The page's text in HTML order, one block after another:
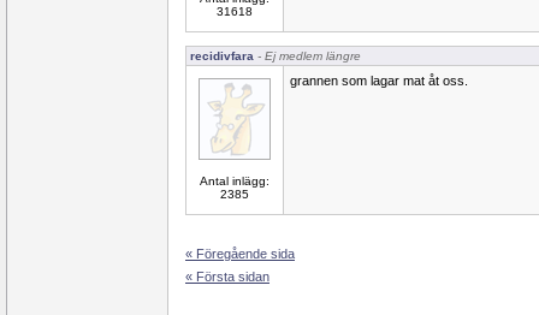
31618
recidivfara - Ej medlem längre
Antal inlägg:
2385
grannen som lagar mat åt oss.
« Föregående sida
« Första sidan